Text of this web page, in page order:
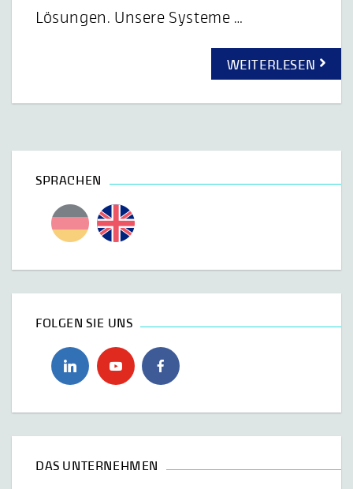
Lösungen. Unsere Systeme …
WEITERLESEN
SPRACHEN
FOLGEN SIE UNS
DAS UNTERNEHMEN